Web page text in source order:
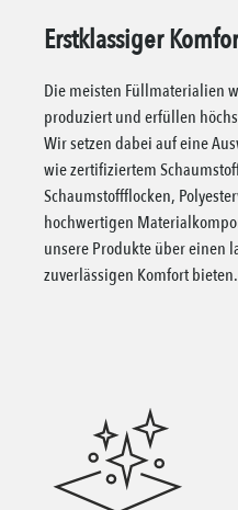
Erstklassiger
Die meisten Füllmaterialien
produziert und erfüllen
Wir setzen dabei auf eine
wie zertifiziertem
Schaumstoffflocken,
hochwertigen
unsere Produkte über einen
zuverlässigen Komfort bieten.